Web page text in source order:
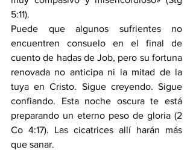
5:11).
Puede que algunos sufrientes no
encuentren consuelo en el final de
cuento de hadas de Job, pero su fortuna
renovada no anticipa ni la mitad de la
tuya en Cristo. Sigue creyendo. Sigue
confiando. Esta noche oscura te está
preparando un eterno peso de gloria (2
Co 4:17). Las cicatrices allí harán más
que sanar.